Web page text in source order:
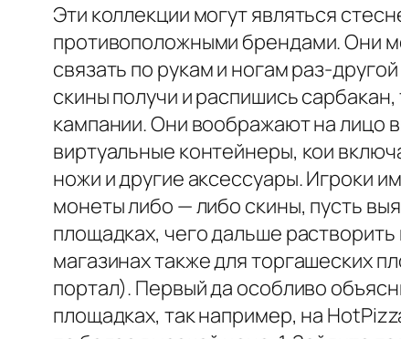
Эти коллекции могут являться
противоположными брендами. Они
связать по рукам и ногам раз-
скины получи и распишись
кампании. Они воображают на лицо
виртуальные контейнеры, кои
ножи и другие аксессуары. Игроки
монеты либо — либо скины, пусть
площадках, чего дальше
магазинах также для торгашеских
портал). Первый да особливо
площадках, так например, на